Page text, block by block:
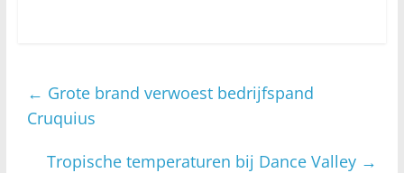
← Grote brand verwoest bedrijfspand
Cruquius
Tropische temperaturen bij Dance Valley →